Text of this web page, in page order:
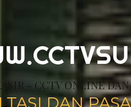
- CCTV ONLINE
DAN